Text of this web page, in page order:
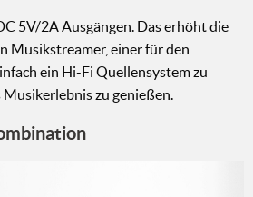
5V/2A Ausgängen. Das erhöht die
Musikstreamer, einer für den
ein Hi-Fi Quellensystem zu
Musikerlebnis zu genießen.